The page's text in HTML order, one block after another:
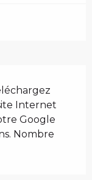
Internet
Google
Nombre